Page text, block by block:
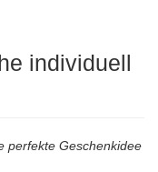
individuell
perfekte Geschenkidee